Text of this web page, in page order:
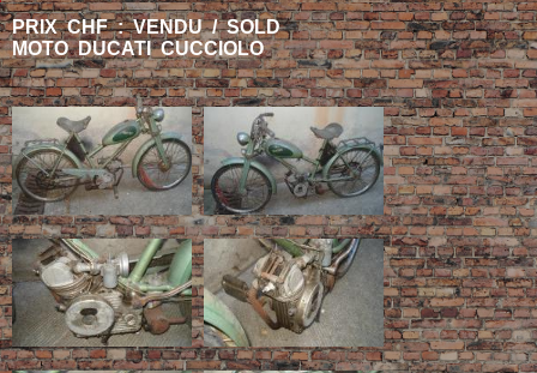
PRIX CHF : VENDU / SOLD
MOTO DUCATI CUCCIOLO